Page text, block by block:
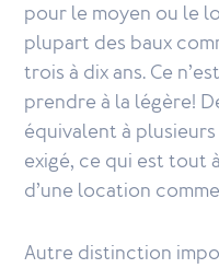
pour le moyen ou le
plupart des baux
trois à dix ans. Ce
prendre à la légère!
équivalent à
exigé, ce qui est tout
d’une location
Autre distinction